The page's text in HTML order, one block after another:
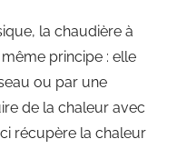
la chaudière à
principe : elle
ou par une
de la chaleur avec
récupère la chaleur